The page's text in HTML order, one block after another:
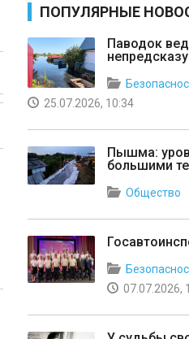
ПОПУЛЯРНЫЕ
Паводок
25.07.2026, 10:34
Пышма:
большими
Общество
07.07.2026,